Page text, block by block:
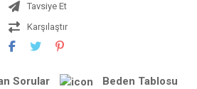
Tavsiye Et
Karşılaştır
Sorular Beden Tablosu